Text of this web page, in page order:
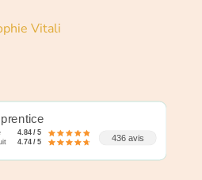
Vitali
4.84 / 5
4.74 / 5 436 avis